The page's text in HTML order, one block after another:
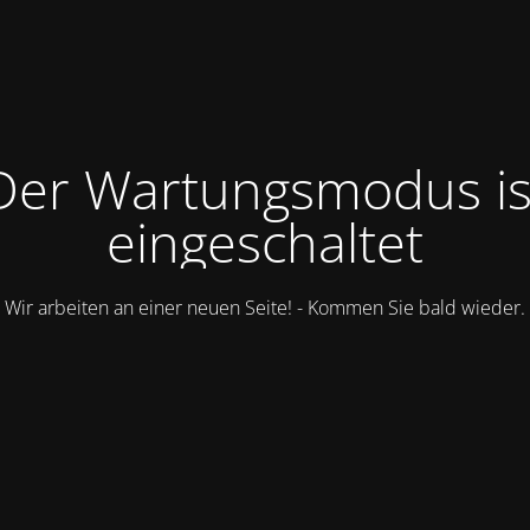
Wartungsmodus
eingeschaltet
Wir arbeiten an einer neuen Seite! - Kommen Sie bald wieder.